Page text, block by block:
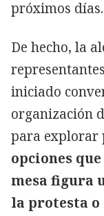
próximos días.
De hecho, la
iniciado
organización
para explorar
opciones
mesa figura
la protesta o